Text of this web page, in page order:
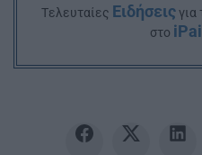
Tελευταίες Ειδήσειςγια
στο